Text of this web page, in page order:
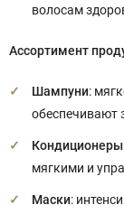
волосам
Ассортимент
Шампуни:
обеспечивают
Кондиционеры
мягкими и
Маски: